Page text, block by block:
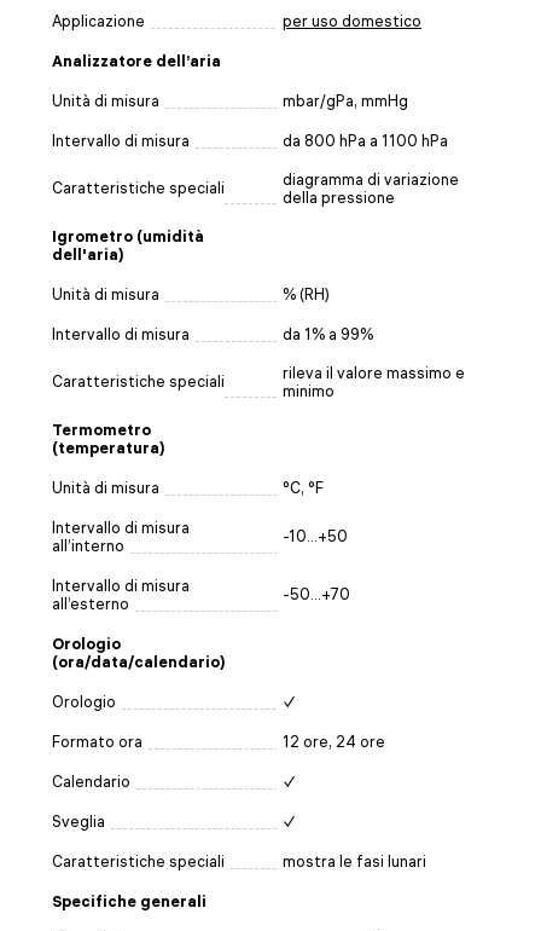
Applicazione per uso domestico
Analizzatore dell’aria
Unità di misura mbar/gPa, mmHg
Intervallo di misura da 800 hPa a 1100 hPa
Caratteristiche speciali
diagramma di variazione
della pressione
Igrometro (umidità
dell'aria)
Unità di misura % (RH)
Intervallo di misura da 1% a 99%
Caratteristiche speciali
rileva il valore massimo e
minimo
Termometro
(temperatura)
Unità di misura °C, °F
Intervallo di misura
all’interno
-10...+50
Intervallo di misura
all’esterno
-50...+70
Orologio
(ora/data/calendario)
Orologio ✓
Formato ora 12 ore, 24 ore
Calendario ✓
Sveglia ✓
Caratteristiche speciali mostra le fasi lunari
Specifiche generali